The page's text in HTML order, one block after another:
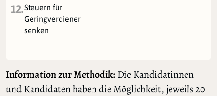
12.Steuern für
Geringverdiener
senken
Information zur Methodik:Die Kandidatinnen
und Kandidaten haben die Möglichkeit, jeweils 20